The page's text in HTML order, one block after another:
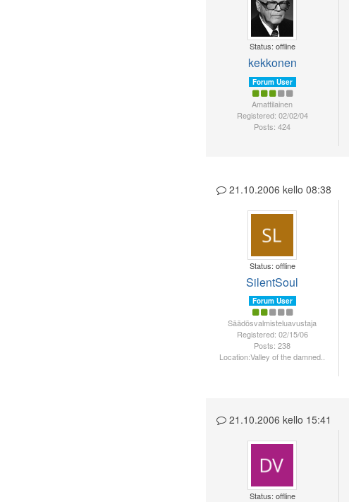
Status: offline
kekkonen
Forum User
Amattilainen
Registered: 02/02/04
Posts: 424
21.10.2006 kello 08:38
Status: offline
SilentSoul
Forum User
Säädösvalmisteluavustaja
Registered: 02/15/06
Posts: 238
Location:Valley of the damned..
21.10.2006 kello 15:41
Status: offline